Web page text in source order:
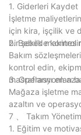
1. Giderleri Kaydet
İşletme
için kira, işçilik ve
bir şekilde kontrol
2. Bebek
Bakım
kontrol edin,
masraflarını en
3. Operasyonları
Mağaza işletme
azaltın ve
7 、 Takım
1. Eğitim ve